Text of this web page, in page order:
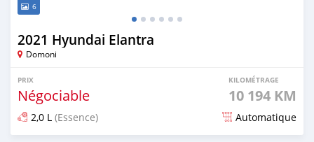
6
2021 Hyundai Elantra
Domoni
PRIX
Négociable
KILOMÉTRAGE
10 194 KM
2,0 L (Essence) Automatique